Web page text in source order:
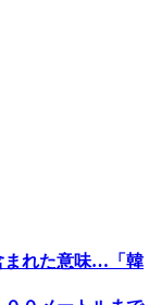
まれた意味…「韓